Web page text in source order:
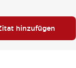
hinzufügen